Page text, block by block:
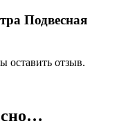
Подвесная
оставить отзыв.